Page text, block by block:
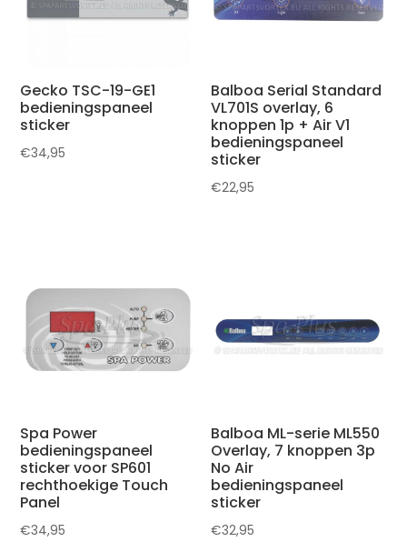
Gecko TSC-19-GE1
bedieningspaneel
sticker
€34,95
Balboa Serial Standard
VL701S overlay, 6
knoppen 1p + Air V1
bedieningspaneel
sticker
€22,95
Spa Power
bedieningspaneel
sticker voor SP601
rechthoekige Touch
Panel
€34,95
Balboa ML-serie ML550
Overlay, 7 knoppen 3p
No Air
bedieningspaneel
sticker
€32,95